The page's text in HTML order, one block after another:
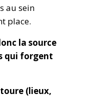
au sein
place.
la source
qui forgent
(lieux,